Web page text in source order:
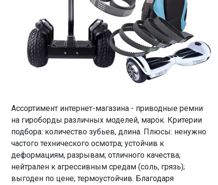
Ассортимент интернет-магазина - приводные ремни
на гироборды различных моделей, марок. Критерии
подбора: количество зубьев, длина. Плюсы: ненужно
частого технического осмотра; устойчив к
деформациям, разрывам; отличного качества;
нейтрален к агрессивным средам (соль, грязь);
выгоден по цене; термоустойчив. Благодаря